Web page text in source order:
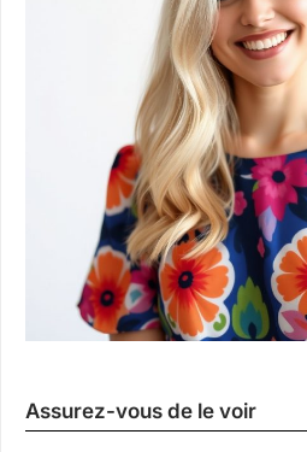
Assurez-vous de le voir